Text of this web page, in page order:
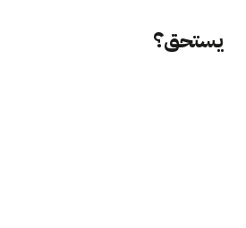
يستحق؟